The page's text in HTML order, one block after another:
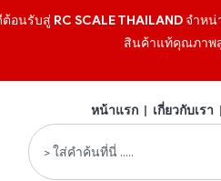
อนรับสู่ RC SCALE THAILANDจำหน่
สินค้าแท้คุณภาพ
หน้าแรก| เกี่ยวกับเรา |